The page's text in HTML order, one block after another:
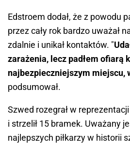
Edstroem dodał, że z powodu
przez cały rok bardzo uważał
zdalnie i unikał kontaktów. "
zarażenia, lecz padłem ofiarą
najbezpieczniejszym miejscu,
podsumował.
Szwed rozegrał w
i strzelił 15 bramek. Uważany
najlepszych piłkarzy w historii